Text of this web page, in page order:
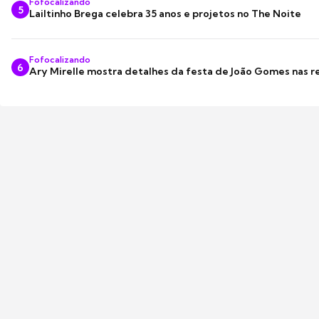
5 Lailtinho Brega celebra 35 anos e projetos no The Noite
6
Fofocalizando
Ary Mirelle mostra detalhes da festa de João Gomes nas